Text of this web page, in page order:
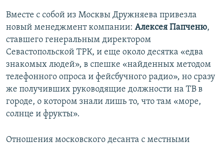
Вместе с собой из Москвы Дружняева привезла
новый менеджмент компании: Алексея Папченю,
ставшего генеральным директором
Севастопольской ТРК, и еще около десятка «едва
знакомых людей», в спешке «найденных методом
телефонного опроса и фейсбучного радио», но сразу
же получивших руководящие должности на ТВ в
городе, о котором знали лишь то, что там «море,
солнце и фрукты».
Отношения московского десанта с местными